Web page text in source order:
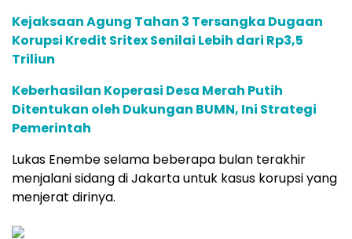
Kejaksaan Agung Tahan 3 Tersangka Dugaan
Korupsi Kredit Sritex Senilai Lebih dari Rp3,5
Triliun
Keberhasilan Koperasi Desa Merah Putih
Ditentukan oleh Dukungan BUMN, Ini Strategi
Pemerintah
Lukas Enembe selama beberapa bulan terakhir
menjalani sidang di Jakarta untuk kasus korupsi yang
menjerat dirinya.